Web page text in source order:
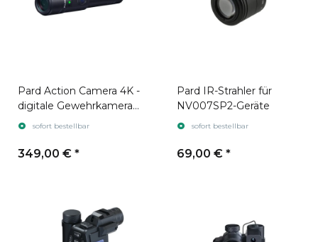
Pard Action Camera 4K -
digitale Gewehrkamera /
Laufkamera
sofort bestellbar
349,00 € *
Pard IR-Strahler für
NV007SP2-Geräte
sofort bestellbar
69,00 € *